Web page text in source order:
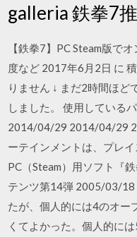
galleria 鉄拳7
【鉄拳7】PC Steam版で
度など 2017年6月2日 に
りません ↓ まだ2時間ほど
しました。 使用している
2014/04/29 2014/04/29
ーテインメントは、プレ
PC（Steam）用ソフト『
テンツ第14弾 2005/03/18
たが、個人的には4のオー
くてよかった。個人的に